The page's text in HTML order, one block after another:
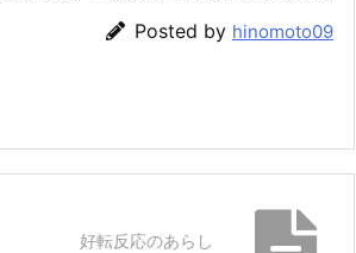
Posted by hinomoto09
好転反応のあらし